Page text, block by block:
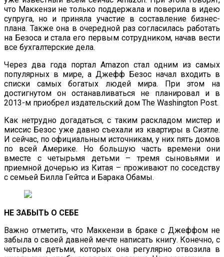
что Маккензи не только поддержала и поверила в идею
супруга, но и приняла участие в составление бизнес-
плана. Также она в очередной раз согласилась работать
на Безоса и стала его первым сотрудником, начав вести
все бухгалтерские дела.
Через два года портал Amazon стал одним из самых
популярных в мире, а Джефф Безос начал входить в
списки самых богатых людей мира. При этом на
достигнутом он останавливаться не планировал и в
2013-м приобрел издательский дом The Washington Post.
Как нетрудно догадаться, с таким раскладом мистер и
миссис Безос уже давно съехали из квартиры в Сиэтле.
И сейчас, по официальным источникам, у них пять домов
по всей Америке. Но большую часть времени они
вместе с четырьмя детьми – тремя сыновьями и
приемной дочерью из Китая – проживают по соседству
с семьей Билла Гейтса и Барака Обамы.
НЕ ЗАБЫТЬ О СЕБЕ
Важно отметить, что Маккензи в браке с Джеффом не
забыла о своей давней мечте написать книгу. Конечно, с
четырьмя детьми, которых она регулярно отвозила в